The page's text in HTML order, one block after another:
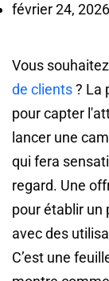
février 24, 2026
Vous souhaitez
de clients? La
pour capter
lancer une
qui fera
regard. Une
pour établir un
avec des
C’est une